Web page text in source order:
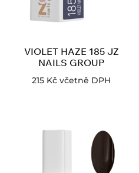
VIOLET HAZE 185 JZ
NAILS GROUP
215 Kč včetně DPH